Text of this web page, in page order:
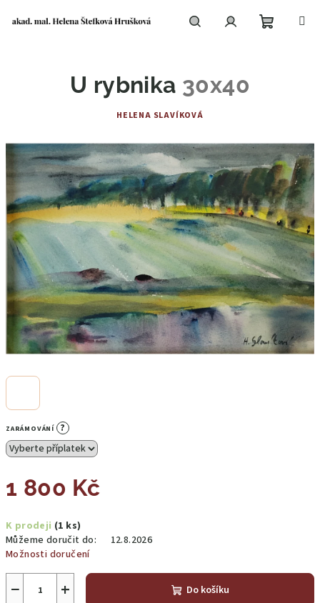
ZARÁMOVÁNÍ ?
1 800 Kč
cena:
K prodeji (1 ks)
Můžeme doručit do:
12.8.2026
Možnosti doručení
+
− Do košíku
U rybnika 30x40
HELENA SLAVÍKOVÁ